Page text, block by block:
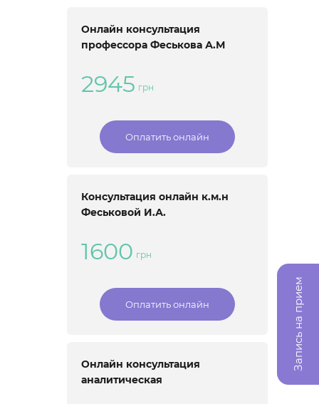
Онлайн консультация
профессора Феськова А.М
2945 грн
Оплатить онлайн
Консультация онлайн к.м.н
Феськовой И.А.
1600 грн
Оплатить онлайн
Онлайн консультация
аналитическая
Запись на прием